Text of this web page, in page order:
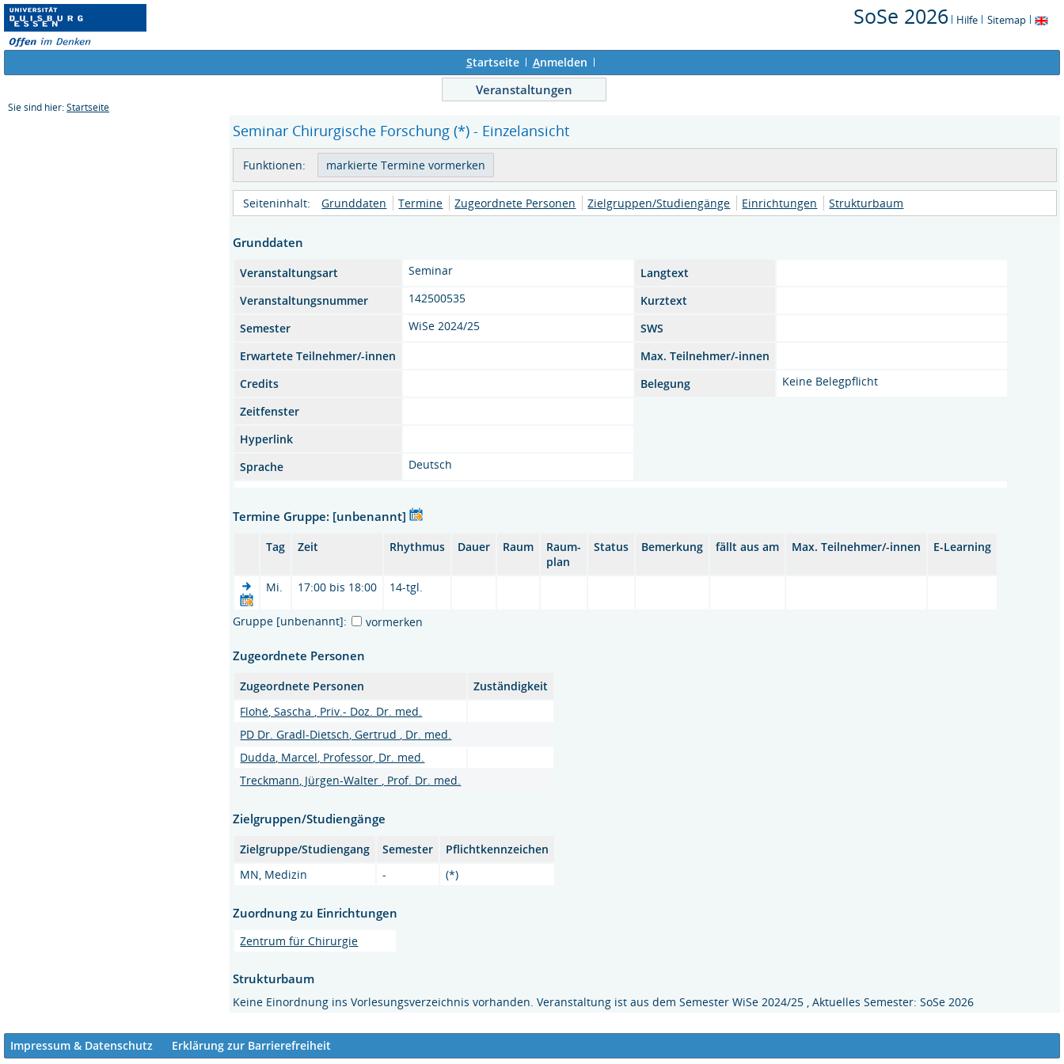
SoSe 2026 Hilfe Sitemap
Startseite Anmelden
Veranstaltungen
Sie sind hier: Startseite
Seminar Chirurgische Forschung (*) - Einzelansicht
Funktionen:
Seiteninhalt: Grunddaten Termine Zugeordnete Personen Zielgruppen/Studiengänge Einrichtungen Strukturbaum
Grunddaten
Veranstaltungsart Seminar
Langtext
Veranstaltungsnummer
142500535
Kurztext
Semester
WiSe 2024/25
SWS
Erwartete Teilnehmer/-innen
Max. Teilnehmer/-innen
Credits
Belegung
Keine Belegpflicht
Zeitfenster
Hyperlink
Sprache
Deutsch
Termine Gruppe: [unbenannt]
Tag Zeit Rhythmus Dauer Raum
Raum-
plan
Status Bemerkung fällt aus am Max. Teilnehmer/-innen E-Learning
Mi. 17:00 bis 18:00 14-tgl.
Gruppe [unbenannt]: vormerken
Zugeordnete Personen
Zugeordnete Personen
Zuständigkeit
Flohé, Sascha , Priv.- Doz. Dr. med.
PD Dr. Gradl-Dietsch, Gertrud , Dr. med.
Dudda, Marcel, Professor, Dr. med.
Treckmann, Jürgen-Walter , Prof. Dr. med.
Zielgruppen/Studiengänge
Zielgruppe/Studiengang Semester
Pflichtkennzeichen
MN, Medizin
- (*)
Zuordnung zu Einrichtungen
Zentrum für Chirurgie
Strukturbaum
Keine Einordnung ins Vorlesungsverzeichnis vorhanden. Veranstaltung ist aus dem Semester WiSe 2024/25 , Aktuelles Semester: SoSe 2026
Impressum & Datenschutz
Erklärung zur Barrierefreiheit